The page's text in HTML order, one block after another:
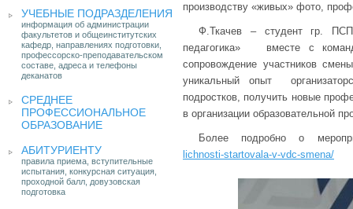
УЧЕБНЫЕ ПОДРАЗДЕЛЕНИЯ
информация об администрации
факультетов и общеинститутских
кафедр, направлениях подготовки,
профессорско-преподавательском
составе, адреса и телефоны
деканатов
СРЕДНЕЕ
ПРОФЕССИОНАЛЬНОЕ
ОБРАЗОВАНИЕ
АБИТУРИЕНТУ
правила приема, вступительные
испытания, конкурсная ситуация,
проходной балл, довузовская
подготовка
производству «живых» фото,
Ф.Ткачев – студент гр.
педагогика» вместе с
сопровождение участников
уникальный опыт
подростков, получить новые
в организации образовательной
Более подробно о
lichnosti-startovala-v-vdc-smena/